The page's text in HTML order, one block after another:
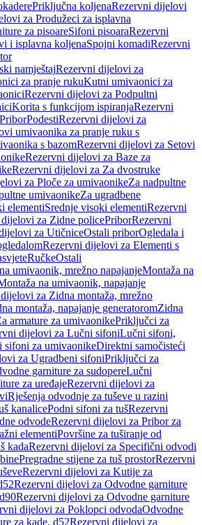
Priključna koljenaRezervni dijelovi
za Produžeci za isplavna
za pisoareSifoni pisoaraRezervni
i isplavna koljenaSpojni komadiRezervni
namještajRezervni dijelovi za
za pranje rukuKutni umivaonici za
Rezervni dijelovi za Podpultni
Korita s funkcijom ispiranjaRezervni
PriborPodestiRezervni dijelovi za
umivaonika za pranje ruku s
s bazomRezervni dijelovi za Setovi
Rezervni dijelovi za Baze za
Rezervni dijelovi za Za dvostruke
za Ploče za umivaonikeZa nadpultne
umivaonikeZa ugradbene
elementiSrednje visoki elementiRezervni
za Zidne policePriborRezervni
za UtičniceOstali priborOgledala i
Rezervni dijelovi za Elementi s
RučkeOstali
umivaonik, mrežno napajanjeMontaža na
na umivaonik, napajanje
za Zidna montaža, mrežno
montaža, napajanje generatoromZidna
armature za umivaonikePriključci za
dijelovi za Lučni sifoniLučni sifoni,
sifoni za umivaonikeDirektni samočisteći
za Ugradbeni sifoniPriključci za
garniture za sudopereLučni
za uređajeRezervni dijelovi za
Rješenja odvodnje za tuševe u razini
kanalicePodni sifoni za tušRezervni
odvodeRezervni dijelovi za Pribor za
elementiPovršine za tuširanje od
kadaRezervni dijelovi za Specifični odvodi
Pregradne stijene za tuš prostorRezervni
Rezervni dijelovi za Kutije za
Rezervni dijelovi za Odvodne garniture
Rezervni dijelovi za Odvodne garniture
dijelovi za Poklopci odvodaOdvodne
za kade, d52Rezervni dijelovi za